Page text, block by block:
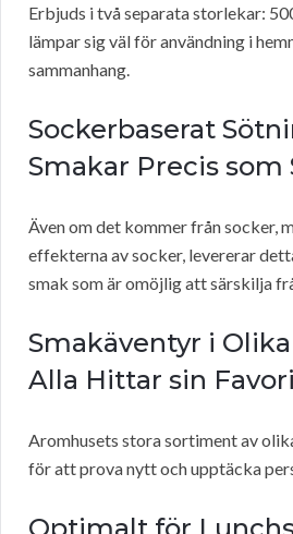
Erbjuds i två separata storlekar:
lämpar sig väl för användning i
sammanhang.
Sockerbaserat
Smakar Precis som
Även om det kommer från socker,
effekterna av socker, levererar
smak som är omöjlig att särskilja
Smakäventyr i
Alla Hittar sin
Aromhusets stora sortiment av
för att prova nytt och upptäcka
Optimalt för